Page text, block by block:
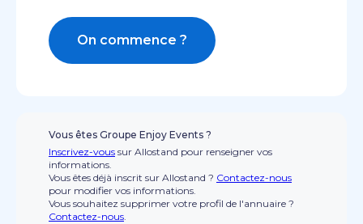
On commence ?
Vous êtes Groupe Enjoy Events ?
Inscrivez-vous sur Allostand pour renseigner vos
informations.
Vous êtes déjà inscrit sur Allostand ? Contactez-nous
pour modifier vos informations.
Vous souhaitez supprimer votre profil de l'annuaire ?
Contactez-nous.